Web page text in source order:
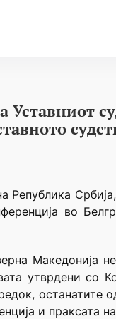
Уставниот
Република
во
Македонија
утврдени со
останатите
и праксата